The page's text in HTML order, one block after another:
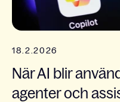
18.2.2026
När AI blir
agenter och